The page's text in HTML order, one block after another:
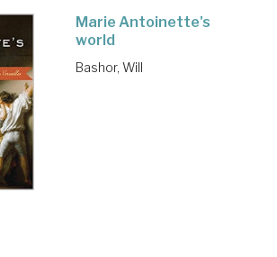
Marie Antoinette's
world
Bashor, Will